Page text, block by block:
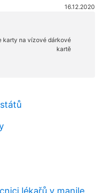
16.12.2020
lékařů v manile